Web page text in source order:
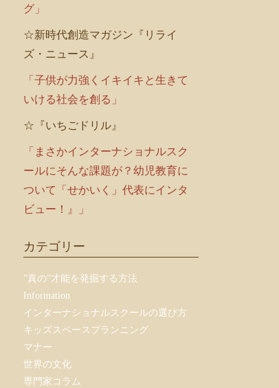
グ」
☆新時代創造マガジン『リライ
ズ・ニュース』
「子供が力強くイキイキと生きて
いける社会を創る」
☆『いちごドリル』
「まさかインターナショナルスク
ールにそんな課題が？幼児教育に
ついて「せかいく」代表にインタ
ビュー！』」
カテゴリー
”真の”才能を発掘する方法
Information
インターナショナルスクールの選び方
キッズスペースプランニング
マナー
世界の文化
専門家コラム